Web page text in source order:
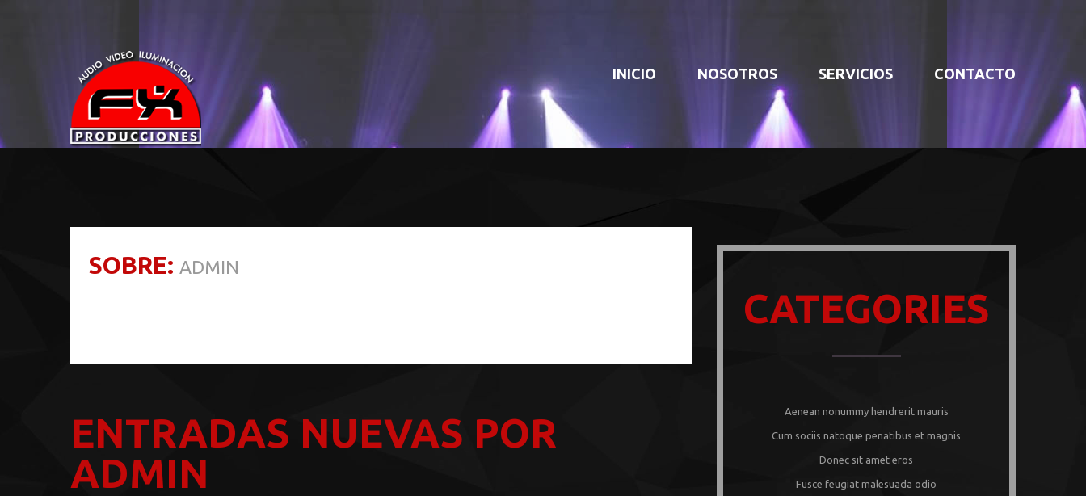
INICIO NOSOTROS SERVICIOS CONTACTO
SOBRE: ADMIN
ENTRADAS NUEVAS POR
ADMIN
CATEGORIES
Aenean nonummy hendrerit mauris
Cum sociis natoque penatibus et magnis
Donec sit amet eros
Fusce feugiat malesuada odio